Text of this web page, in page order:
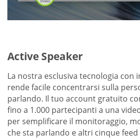
Active Speaker
La nostra esclusiva tecnologia
rende facile concentrarsi sulla
parlando. Il tuo account gratuito
fino a 1.000 partecipanti a una
per semplificare il monitoraggio,
che sta parlando e altri cinque